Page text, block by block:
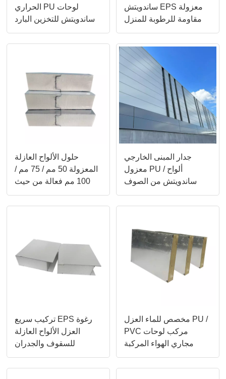
الحراري PU لوحات
ساندويتش للتخزين البارد
ساندويتش EPS معزولة
مقاومة للرطوبة للمنزل
الجاهز
حلول الألواح العازلة
المعزولة 50 مم / 75 مم /
100 مم فعالة من حيث
التكلفة
جدار المبنى الخارجي
معزول PU / ألواح
ساندويتش من الصوف
الصخري
تركيب سريع EPS رغوة
العزل الألواح العازلة
للسقوف والجدران
مخصص للماء العزل PU /
PVC مركب لوحات
مجاري الهواء المركبة